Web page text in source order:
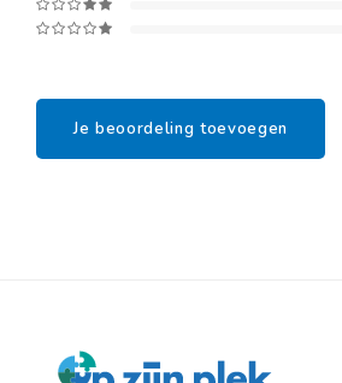
Je beoordeling toevoegen